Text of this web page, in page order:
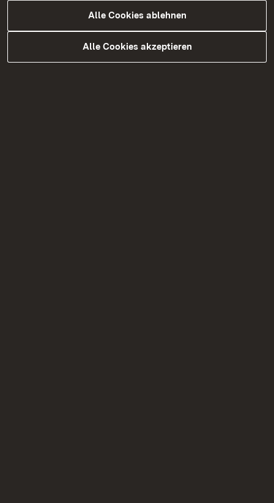
Themenübersicht
ThemenübersichtAlle Cookies ablehnen
Alle Cookies akzeptieren